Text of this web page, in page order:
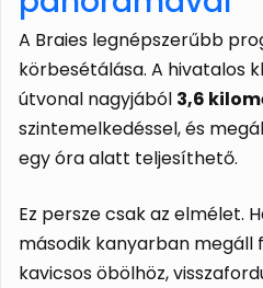
A Braies legnépszerűbb
körbesétálása. A hivatalos
útvonal nagyjából 3,6
szintemelkedéssel, és
egy óra alatt teljesíthető.
Ez persze csak az elmélet.
második kanyarban megáll
kavicsos öbölhöz,